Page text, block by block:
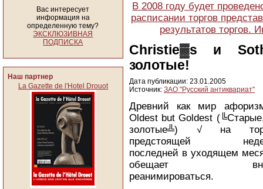
Вас интересует
информация на
определенную тему?
ЭКСКЛЮЗИВНАЯ
ПОДПИСКА
Наш партнер
La Gazette de l'Hotel Drouot
В 2008 году будет
расписании торгов
результатов торгов.
Christie▓s и
золотые!
Дата публикации: 23.01.2005
Источник: ЗАО "Русский антиквариат"
Древний как мир
Oldest but Goldest
золотые╩) √ на
предстоящей
последней в уходящем
обещает
реанимироваться.